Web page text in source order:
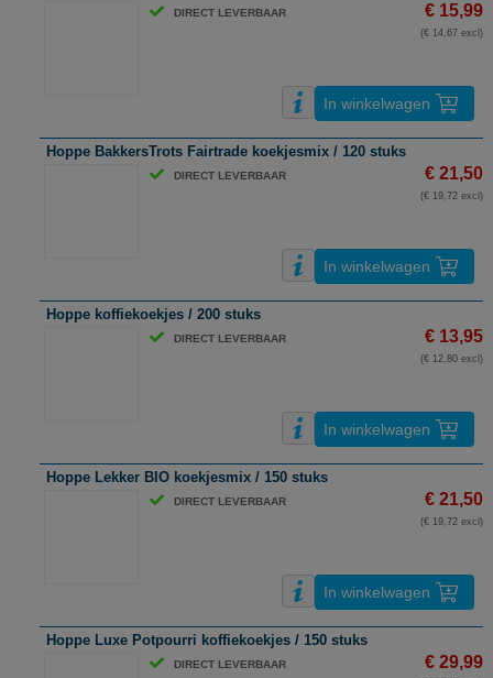
DIRECT LEVERBAAR € 15,99
(€ 14,67 excl)
In winkelwagen
Hoppe BakkersTrots Fairtrade koekjesmix / 120 stuks
DIRECT LEVERBAAR € 21,50
(€ 19,72 excl)
In winkelwagen
Hoppe koffiekoekjes / 200 stuks
DIRECT LEVERBAAR € 13,95
(€ 12,80 excl)
In winkelwagen
Hoppe Lekker BIO koekjesmix / 150 stuks
DIRECT LEVERBAAR € 21,50
(€ 19,72 excl)
In winkelwagen
Hoppe Luxe Potpourri koffiekoekjes / 150 stuks
DIRECT LEVERBAAR € 29,99